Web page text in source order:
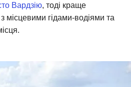
Вардзію, тоді краще
з місцевими гідами-водіями та